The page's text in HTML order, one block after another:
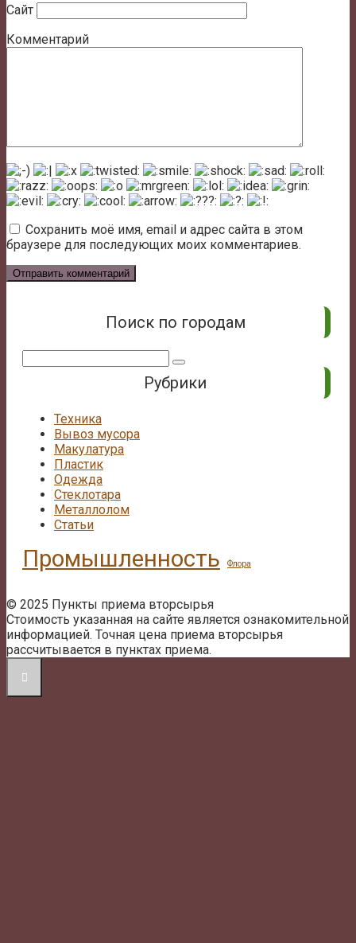
Сайт
Комментарий
Сохранить моё имя, email и адрес сайта в этом
браузере для последующих моих комментариев.
Поиск по городам
Рубрики
Техника
Вывоз мусора
Макулатура
Пластик
Одежда
Стеклотара
Металлолом
Статьи
Промышленность Флора
© 2025 Пункты приема вторсырья
Стоимость указанная на сайте является ознакомительной
информацией. Точная цена приема вторсырья
рассчитывается в пунктах приема.